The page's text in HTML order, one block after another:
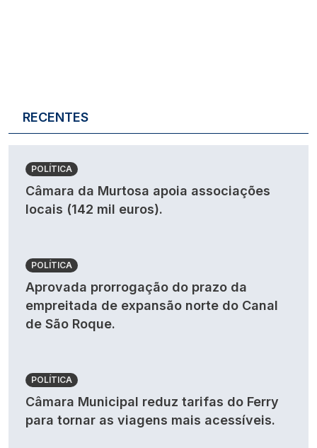
RECENTES
POLÍTICA
Câmara da Murtosa apoia associações
locais (142 mil euros).
POLÍTICA
Aprovada prorrogação do prazo da
empreitada de expansão norte do Canal
de São Roque.
POLÍTICA
Câmara Municipal reduz tarifas do Ferry
para tornar as viagens mais acessíveis.